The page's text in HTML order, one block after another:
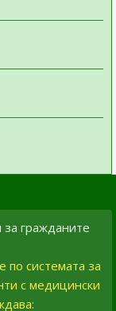
гражданите
по системата за
с медицински